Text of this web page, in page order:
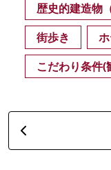
歴史的建造物
街歩き
こだわり条件(